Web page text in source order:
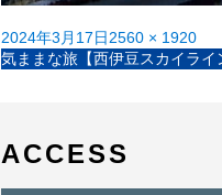
投
稿
2024年3月17日フ
ル
2560 × 1920
投
ゲ
ー
気ままな旅【西伊豆スカイライ
ACCESS